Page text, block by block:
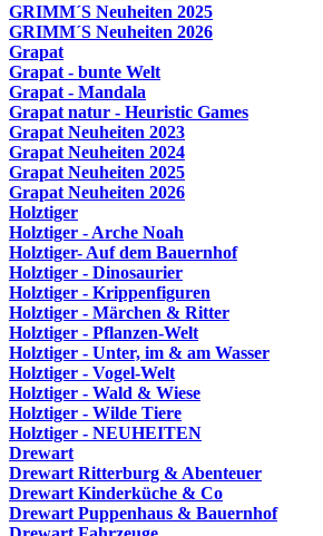
GRIMM´S Neuheiten 2025
GRIMM´S Neuheiten 2026
Grapat
Grapat - bunte Welt
Grapat - Mandala
Grapat natur - Heuristic Games
Grapat Neuheiten 2023
Grapat Neuheiten 2024
Grapat Neuheiten 2025
Grapat Neuheiten 2026
Holztiger
Holztiger - Arche Noah
Holztiger- Auf dem Bauernhof
Holztiger - Dinosaurier
Holztiger - Krippenfiguren
Holztiger - Märchen & Ritter
Holztiger - Pflanzen-Welt
Holztiger - Unter, im & am Wasser
Holztiger - Vogel-Welt
Holztiger - Wald & Wiese
Holztiger - Wilde Tiere
Holztiger - NEUHEITEN
Drewart
Drewart Ritterburg & Abenteuer
Drewart Kinderküche & Co
Drewart Puppenhaus & Bauernhof